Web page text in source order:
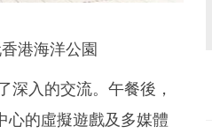
港海洋公園
深入的交流。午餐後，
心的虛擬遊戲及多媒體